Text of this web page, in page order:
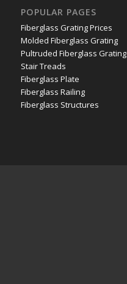
POPULAR PAGES
Fiberglass Grating Prices
Molded Fiberglass Grating
Pultruded Fiberglass Grating
Stair Treads
Fiberglass Plate
Fiberglass Railing
Fiberglass Structures